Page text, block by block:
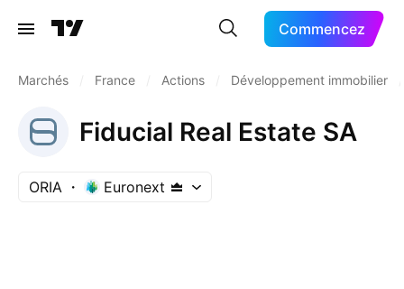
Commencez
Marchés France Actions Développement immobilier
Fiducial Real Estate SA
ORIA Euronext